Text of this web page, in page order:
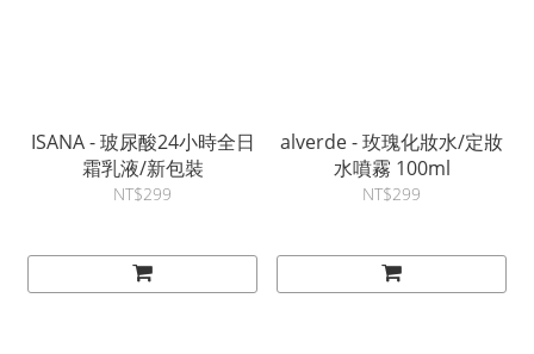
ISANA - 玻尿酸24小時全日
霜乳液/新包裝
NT$299
alverde - 玫瑰化妝水/定妝
水噴霧 100ml
NT$299